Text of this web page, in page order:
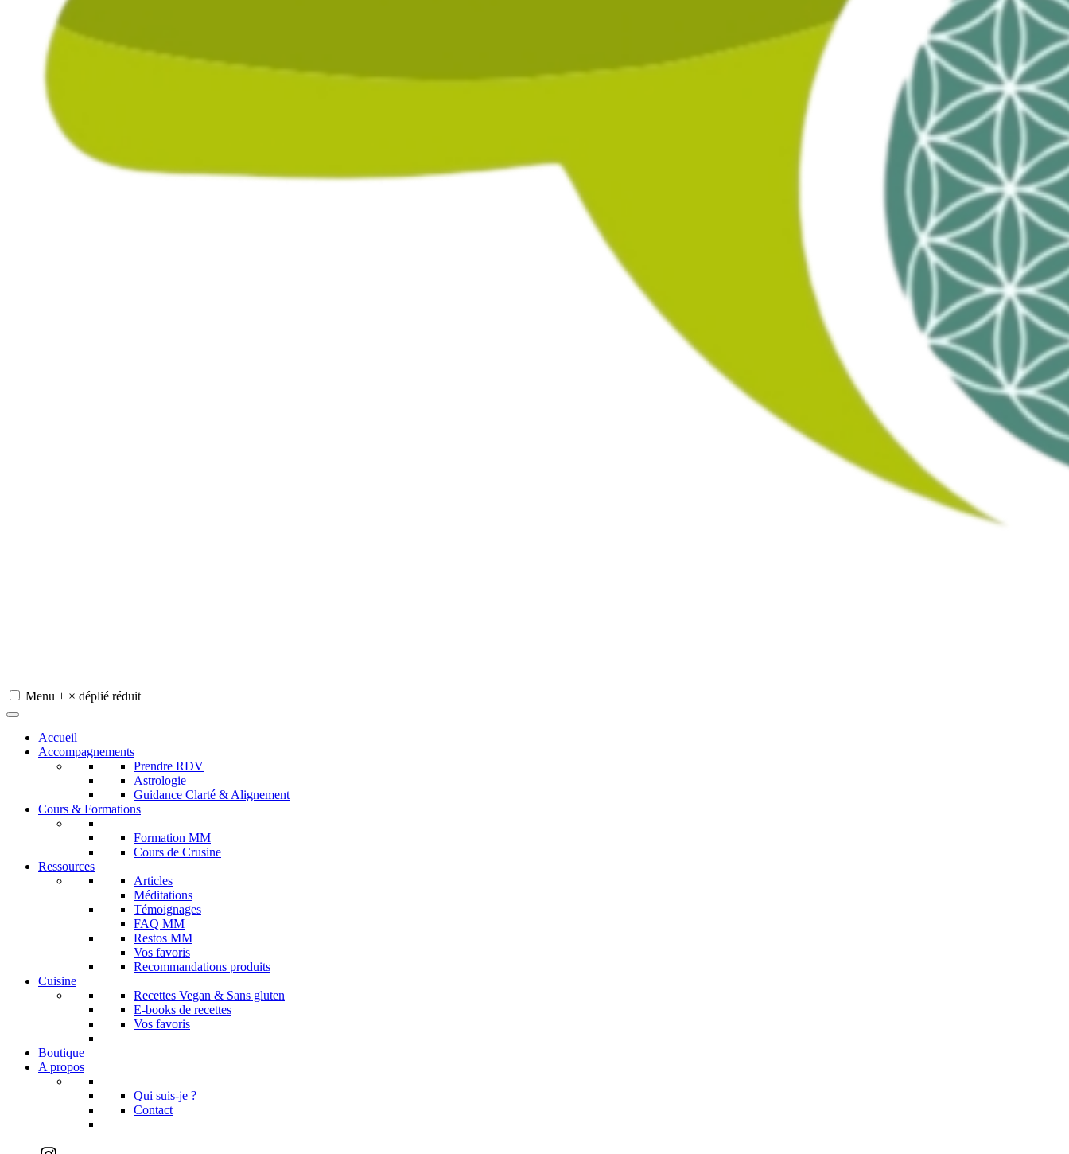
Menu + × déplié réduit
Accueil
Accompagnements
Prendre RDV
Astrologie
Guidance Clarté & Alignement
Cours & Formations
Formation MM
Cours de Crusine
Ressources
Articles
Méditations
Témoignages
FAQ MM
Restos MM
Vos favoris
Recommandations produits
Cuisine
Recettes Vegan & Sans gluten
E-books de recettes
Vos favoris
Boutique
A propos
Qui suis-je ?
Contact
Instagram